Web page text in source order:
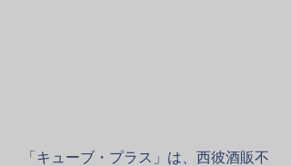
「キューブ・プラス」は、西彼酒販不